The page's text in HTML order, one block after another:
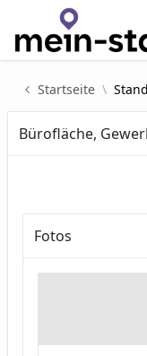
Zum Hauptinhalt
Startseite
Bürofläche,
Fotos